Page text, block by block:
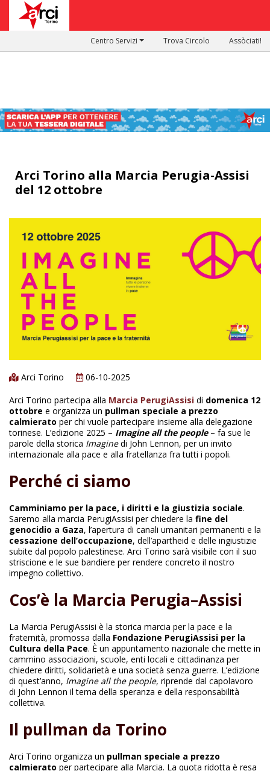
Centro Servizi Trova Circolo Assòciati!
Arci Torino alla Marcia Perugia-Assisi
del 12 ottobre
Arci Torino
06-10-2025
Arci Torino partecipa alla Marcia PerugiAssisi di domenica 12
ottobre e organizza un pullman speciale a prezzo
calmierato per chi vuole partecipare insieme alla delegazione
torinese. L’edizione 2025 – Imagine all the people– fa sue le
parole della storica Imaginedi John Lennon, per un invito
internazionale alla pace e alla fratellanza fra tutti i popoli.
Perché ci siamo
Camminiamo per la pace, i diritti e la giustizia sociale.
Saremo alla marcia PerugiAssisi per chiedere la fine del
genocidio a Gaza, l’apertura di canali umanitari permanenti e la
cessazione dell’occupazione, dell’apartheid e delle ingiustizie
subite dal popolo palestinese. Arci Torino sarà visibile con il suo
striscione e le sue bandiere per rendere concreto il nostro
impegno collettivo.
Cos’è la Marcia Perugia–Assisi
La Marcia PerugiAssisi è la storica marcia per la pace e la
fraternità, promossa dalla Fondazione PerugiAssisi per la
Cultura della Pace. È un appuntamento nazionale che mette in
cammino associazioni, scuole, enti locali e cittadinanza per
chiedere diritti, solidarietà e una società senza guerre. L’edizione
di quest’anno, Imagine all the people, riprende dal capolavoro
di John Lennon il tema della speranza e della responsabilità
collettiva.
Il pullman da Torino
Arci Torino organizza un pullman speciale a prezzo
calmierato per partecipare alla Marcia. La quota ridotta è resa